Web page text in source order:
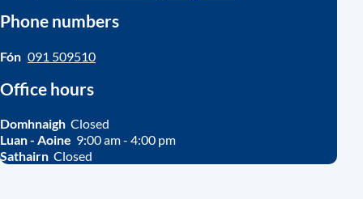
Phone numbers
Fón 091 509510
Office hours
Domhnaigh Closed
Luan - Aoine 9:00 am - 4:00 pm
Sathairn Closed